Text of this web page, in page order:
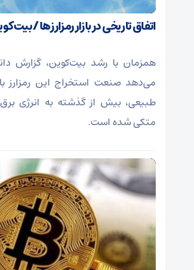
اتفاق تاریخی در بازار رمزارزها /
همزمان با رشد بیت‌کوین، گزارش
می‌دهد صنعت استخراج این رمزارز
طبیعی، بیش از گذشته به انرژی
متکی شده است.